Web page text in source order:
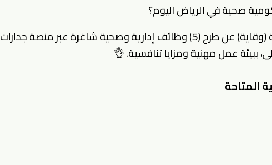
صحية في الرياض اليوم؟
تعلن هيئة الصحة العامة (وقاية) عن طرح (5) وظائف إدارية وصحية شاغرة عبر منصة جدارات
ببيئة عمل مهنية ومزايا تنافسية. 👌
المتاحة